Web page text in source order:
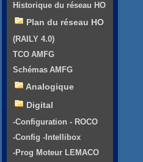
Historique du réseau HO
Plan du réseau HO
(RAILY 4.0)
TCO AMFG
Schémas AMFG
Analogique
Digital
-Configuration - ROCO
-Config -Intellibox
-Prog Moteur LEMACO